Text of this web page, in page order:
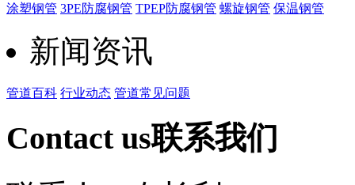
涂塑钢管 3PE防腐钢管 TPEP防腐钢管 螺旋钢管 保温钢管
新闻资讯
管道百科 行业动态 管道常见问题
Contact us联系我们